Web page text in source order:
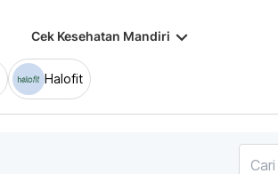
Cek Kesehatan Mandiri keyboard_arrow_down
Halofit